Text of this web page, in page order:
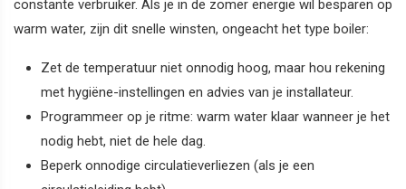
constante verbruiker. Als je in de zomer energie wil besparen op
warm water, zijn dit snelle winsten, ongeacht het type boiler:
Zet de temperatuur niet onnodig hoog, maar hou rekening
met hygiëne-instellingen en advies van je installateur.
Programmeer op je ritme: warm water klaar wanneer je het
nodig hebt, niet de hele dag.
Beperk onnodige circulatieverliezen (als je een